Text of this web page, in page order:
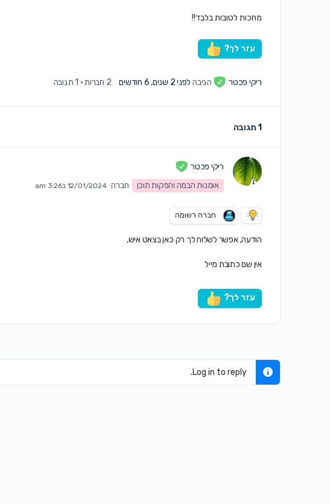
מחכות לטובות בלבד!!
עזר לך?
ריקי פכטר הגיבה לפני 2 שנים, 6 חודשים 2 חברות · 1 תגובה
1 תגובה
ריקי פכטר
אומנות הבמה והפקות תוכן
חברה 12/01/2024 ב3:26 am
חברה רשומה
הודעה, אפשר לשלוח לך רק כאן בצאט איש,
אין שם כתובת מייל
עזר לך?
Log in to reply.